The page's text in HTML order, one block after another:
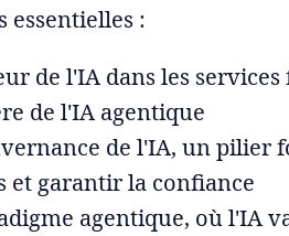
essentielles :
de l'IA dans les
de l'IA agentique
de l'IA, un pilier
et garantir la confiance
agentique, où l'IA